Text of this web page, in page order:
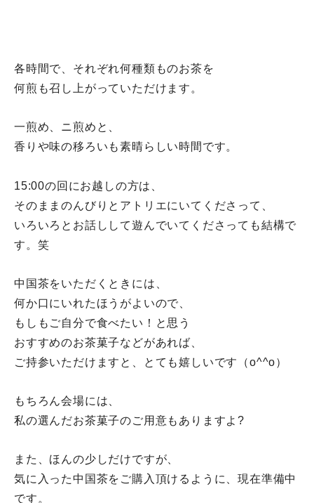
各時間で、それぞれ何種類ものお茶を
何煎も召し上がっていただけます。
一煎め、ニ煎めと、
香りや味の移ろいも素晴らしい時間です。
15:00の回にお越しの方は、
そのままのんびりとアトリエにいてくださって、
いろいろとお話しして遊んでいてくださっても結構で
す。笑
中国茶をいただくときには、
何か口にいれたほうがよいので、
もしもご自分で食べたい！と思う
おすすめのお茶菓子などがあれば、
ご持参いただけますと、とても嬉しいです（o^^o）
もちろん会場には、
私の選んだお茶菓子のご用意もありますよ?
また、ほんの少しだけですが、
気に入った中国茶をご購入頂けるように、現在準備中
です。